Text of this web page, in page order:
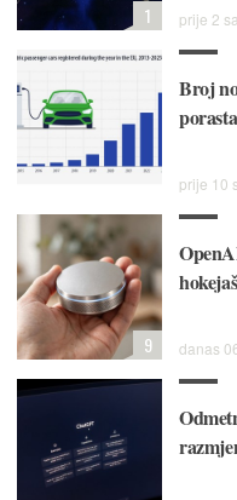
prije 2
1
Broj
prije 10
danas
9